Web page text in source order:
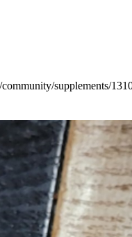
supplements/